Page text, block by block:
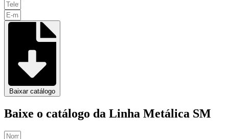
Baixar catálogo
Baixe o catálogo da Linha Metálica SM